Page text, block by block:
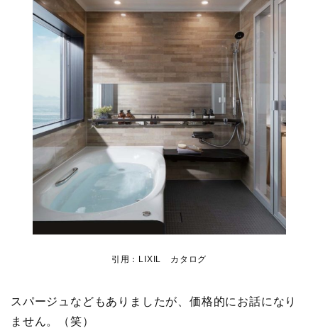
引用：LIXIL カタログ
スパージュなどもありましたが、価格的にお話になり
ません。（笑）